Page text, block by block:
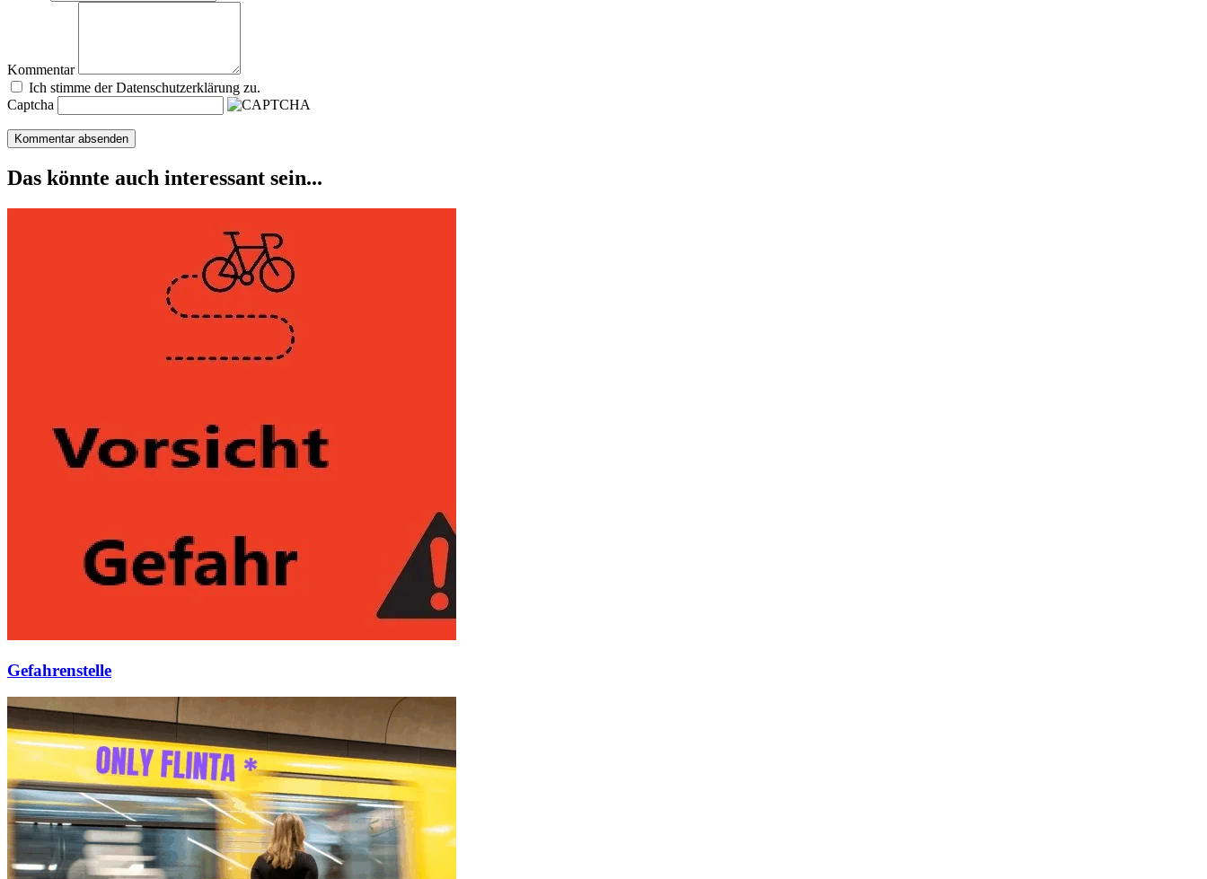
Kommentar
Ich stimme der Datenschutzerklärung zu.
Captcha
Das könnte auch interessant sein...
Gefahrenstelle